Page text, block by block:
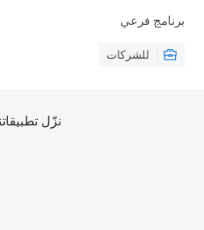
برنامج فرعي
للشركات
نزّل